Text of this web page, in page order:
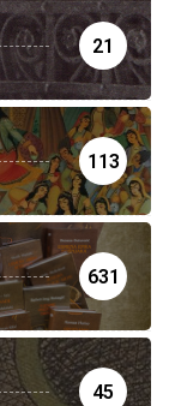
21
113
631
45